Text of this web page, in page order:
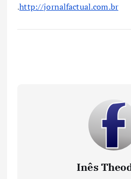
.http://jornalfactual.com.br
Inês